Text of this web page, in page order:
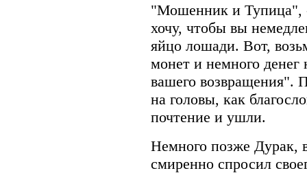
"Мошенник и Тупица", -
хочу, чтобы вы
яйцо лошади. Вот,
монет и немного
вашего возвращения".
на головы, как
почтение и ушли.
Немного позже Дурак,
смиренно спросил